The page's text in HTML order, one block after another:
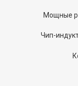
Мощные
Чип-